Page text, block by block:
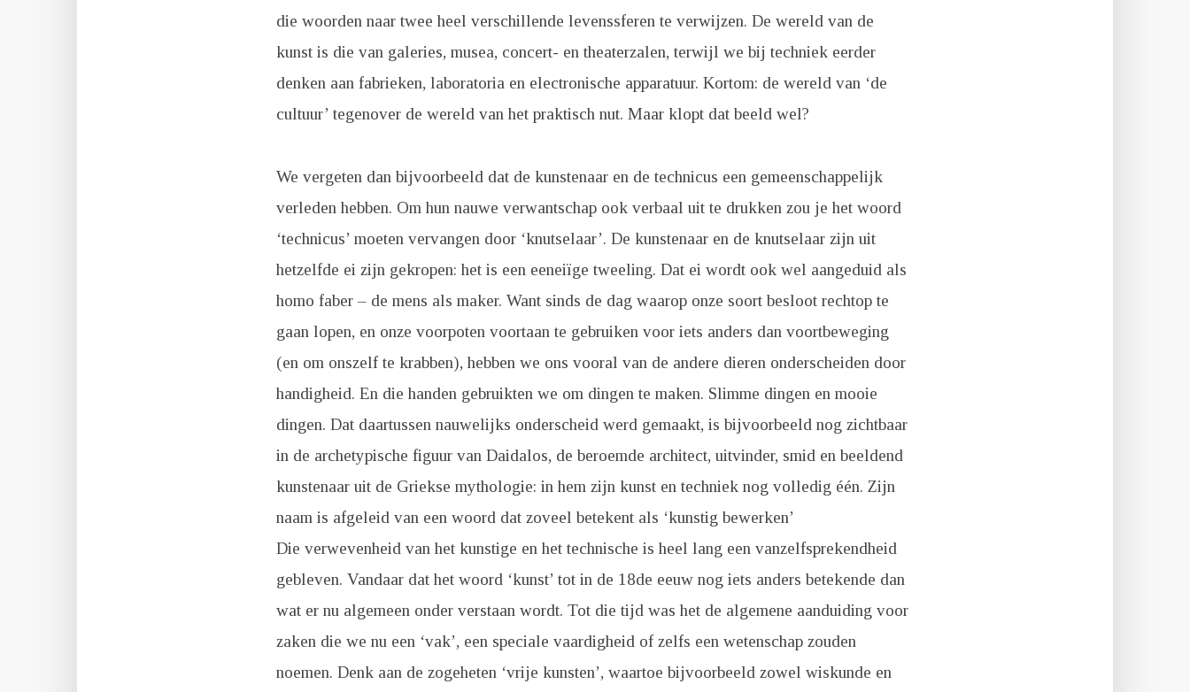
die woorden naar twee heel verschillende levenssferen te verwijzen. De wereld van de
kunst is die van galeries, musea, concert- en theaterzalen, terwijl we bij techniek eerder
denken aan fabrieken, laboratoria en electronische apparatuur. Kortom: de wereld van ‘de
cultuur’ tegenover de wereld van het praktisch nut. Maar klopt dat beeld wel?
We vergeten dan bijvoorbeeld dat de kunstenaar en de technicus een gemeenschappelijk
verleden hebben. Om hun nauwe verwantschap ook verbaal uit te drukken zou je het woord
‘technicus’ moeten vervangen door ‘knutselaar’. De kunstenaar en de knutselaar zijn uit
hetzelfde ei zijn gekropen: het is een eeneiïge tweeling. Dat ei wordt ook wel aangeduid als
homo faber – de mens als maker. Want sinds de dag waarop onze soort besloot rechtop te
gaan lopen, en onze voorpoten voortaan te gebruiken voor iets anders dan voortbeweging
(en om onszelf te krabben), hebben we ons vooral van de andere dieren onderscheiden door
handigheid. En die handen gebruikten we om dingen te maken. Slimme dingen en mooie
dingen. Dat daartussen nauwelijks onderscheid werd gemaakt, is bijvoorbeeld nog zichtbaar
in de archetypische figuur van Daidalos, de beroemde architect, uitvinder, smid en beeldend
kunstenaar uit de Griekse mythologie: in hem zijn kunst en techniek nog volledig één. Zijn
naam is afgeleid van een woord dat zoveel betekent als ‘kunstig bewerken’
Die verwevenheid van het kunstige en het technische is heel lang een vanzelfsprekendheid
gebleven. Vandaar dat het woord ‘kunst’ tot in de 18de eeuw nog iets anders betekende dan
wat er nu algemeen onder verstaan wordt. Tot die tijd was het de algemene aanduiding voor
zaken die we nu een ‘vak’, een speciale vaardigheid of zelfs een wetenschap zouden
noemen. Denk aan de zogeheten ‘vrije kunsten’, waartoe bijvoorbeeld zowel wiskunde en